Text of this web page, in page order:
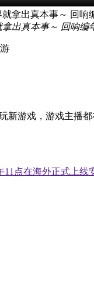
出真本事～ 回响编
新游戏，游戏主播都
11点在海外正式上线